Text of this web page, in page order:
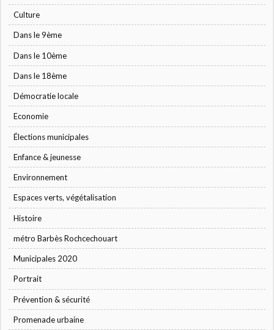
Culture
Dans le 9ème
Dans le 10ème
Dans le 18ème
Démocratie locale
Economie
Élections municipales
Enfance & jeunesse
Environnement
Espaces verts, végétalisation
Histoire
métro Barbès Rochcechouart
Municipales 2020
Portrait
Prévention & sécurité
Promenade urbaine